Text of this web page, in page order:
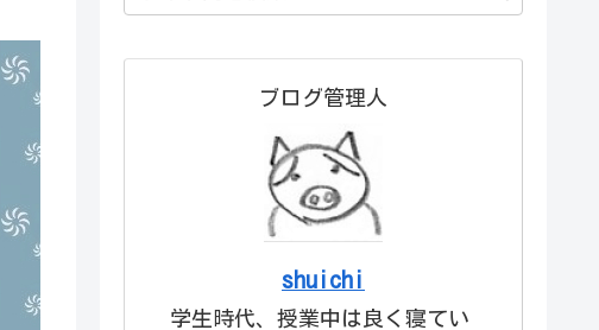
ブログ管理人
shuichi
学生時代、授業中は良く寝てい